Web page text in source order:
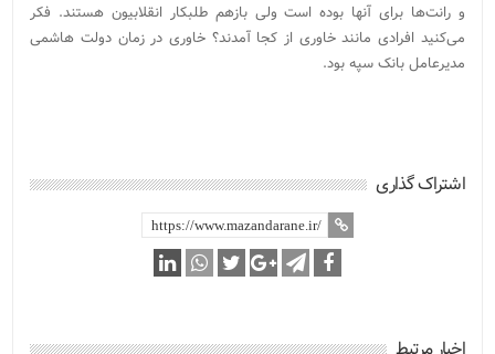
و رانت‌ها برای آنها بوده است ولی بازهم طلبکار انقلابیون هستند. فکر
می‌کنید افرادی مانند خاوری از کجا آمدند؟ خاوری در زمان دولت هاشمی
مدیرعامل بانک سپه بود.
اشتراک گذاری